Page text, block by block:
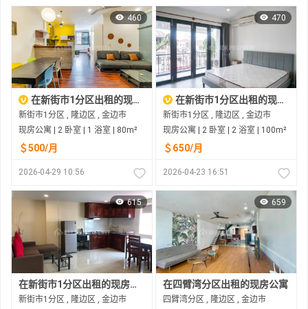
460
在新街市1分区出租的现房公寓
新街市1分区 , 隆边区 , 金边市
现房公寓 | 2 卧室 | 1 浴室 | 80m²
＄500/月
2026-04-29 10:56
470
在新街市1分区出租的现房公寓
新街市1分区 , 隆边区 , 金边市
现房公寓 | 2 卧室 | 2 浴室 | 100m²
＄650/月
2026-04-23 16:51
615
在新街市1分区出租的现房公寓
新街市1分区 , 隆边区 , 金边市
659
在四臂湾分区出租的现房公寓
四臂湾分区 , 隆边区 , 金边市